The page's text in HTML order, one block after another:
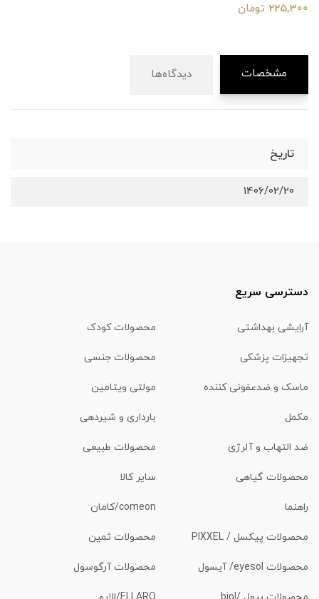
225,300 تومان
مشخصات دیدگاه‌ها
تاریخ
1406/02/20
دسترسی سریع
آرایشی بهداشتی محصولات کودک
تجهیزات پزشکی محصولات جنسی
ماسک و ضدعفونی کننده مولتی ویتامین
مکمل بارداری و شیردهی
ضد التهاب و آلرژی محصولات طبیعی
محصولات گیاهی سایر کالا
راهنما comeon/کامان
محصولات پیکسل / PIXXEL محصولات ثمین
محصولات eyesol/ آیسول محصولات آرگوسول